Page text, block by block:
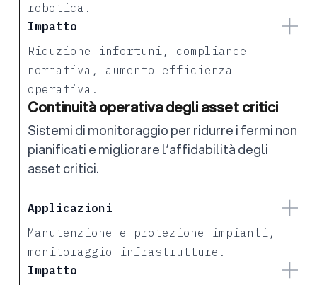
robotica.
Impatto
Riduzione infortuni, compliance
normativa, aumento efficienza
operativa.
Continuità operativa degli asset critici
Sistemi di monitoraggio per ridurre i fermi non
pianificati e migliorare l’affidabilità degli
asset critici.
Applicazioni
Manutenzione e protezione impianti,
monitoraggio infrastrutture.
Impatto